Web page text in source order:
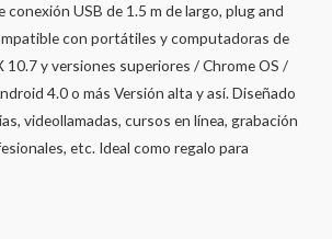
conexión USB de 1.5 m de largo, plug and
con portátiles y computadoras de
10.7 y versiones superiores / Chrome OS /
4.0 o más Versión alta y así. Diseñado
videollamadas, cursos en línea, grabación
etc. Ideal como regalo para